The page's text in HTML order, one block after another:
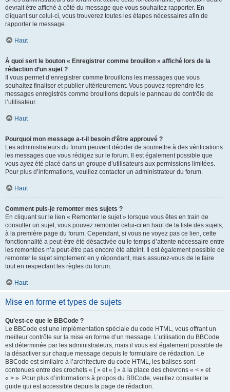
devrait être affiché à côté du message que vous souhaitez rapporter. En
cliquant sur celui-ci, vous trouverez toutes les étapes nécessaires afin de
rapporter le message.
Haut
À quoi sert le bouton « Enregistrer comme brouillon » affiché lors de la
rédaction d’un sujet ?
Il vous permet d’enregistrer comme brouillons les messages que vous
souhaitez finaliser et publier ultérieurement. Vous pouvez reprendre les
messages enregistrés comme brouillons depuis le panneau de contrôle de
l’utilisateur.
Haut
Pourquoi mon message a-t-il besoin d’être approuvé ?
Les administrateurs du forum peuvent décider de soumettre à des vérifications
les messages que vous rédigez sur le forum. Il est également possible que
vous ayez été placé dans un groupe d’utilisateurs aux permissions limitées.
Pour plus d’informations, veuillez contacter un administrateur du forum.
Haut
Comment puis-je remonter mes sujets ?
En cliquant sur le lien « Remonter le sujet » lorsque vous êtes en train de
consulter un sujet, vous pouvez remonter celui-ci en haut de la liste des sujets,
à la première page du forum. Cependant, si vous ne voyez pas ce lien, cette
fonctionnalité a peut-être été désactivée ou le temps d’attente nécessaire entre
les remontées n’a peut-être pas encore été atteint. Il est également possible de
remonter le sujet simplement en y répondant, mais assurez-vous de le faire
tout en respectant les règles du forum.
Haut
Mise en forme et types de sujets
Qu’est-ce que le BBCode ?
Le BBCode est une implémentation spéciale du code HTML, vous offrant un
meilleur contrôle sur la mise en forme d’un message. L’utilisation du BBCode
est déterminée par les administrateurs, mais il vous est également possible de
la désactiver sur chaque message depuis le formulaire de rédaction. Le
BBCode est similaire à l’architecture du code HTML, les balises sont
contenues entre des crochets « [ » et « ] » à la place des chevrons « < » et
« > ». Pour plus d’informations à propos du BBCode, veuillez consulter le
guide qui est accessible depuis la page de rédaction.